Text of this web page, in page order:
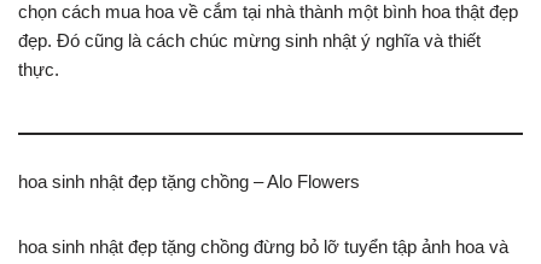
chọn cách mua hoa về cắm tại nhà thành một bình hoa thật đẹp
đẹp. Đó cũng là cách chúc mừng sinh nhật ý nghĩa và thiết
thực.
hoa sinh nhật đẹp tặng chồng – Alo Flowers
hoa sinh nhật đẹp tặng chồng đừng bỏ lỡ tuyển tập ảnh hoa và